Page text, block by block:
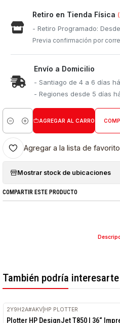
Retiro en Tienda Física
- Retiro Programado:
Previa confirmación por
Envío a Domicilio
- Santiago de 4 a 6 días
- Regiones desde 5 días
Cantidad
AGREGAR AL CARRO
Agregar a la lista de
Mostrar stock de ubicaciones
COMPARTIR ESTE PRODUCTO
También podría
2Y9H2A#AKV HP PLOTTER
Plotter HP DesignJet T850 | 36“